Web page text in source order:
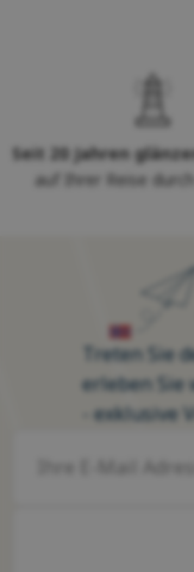
Seit 20 Jahren
auf Ihrer Reise
Treten Sie
erleben Sie
- exklusive